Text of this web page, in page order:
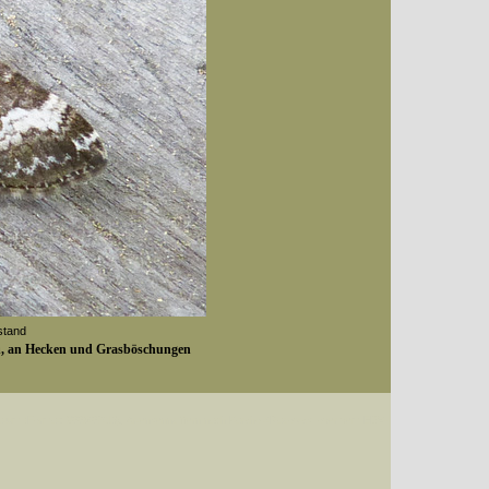
Hecken und Grasböschungen